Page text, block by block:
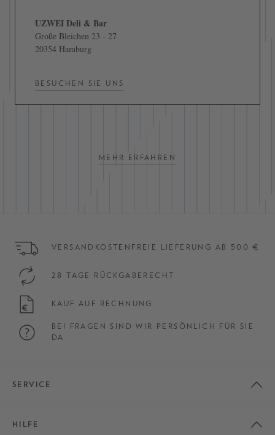
UZWEI Deli & Bar
Große Bleichen 23 - 27
20354 Hamburg
BESUCHEN SIE UNS
MEHR ERFAHREN
VERSANDKOSTENFREIE LIEFERUNG AB 500 €
28 TAGE RÜCKGABERECHT
KAUF AUF RECHNUNG
BEI FRAGEN SIND WIR PERSÖNLICH FÜR SIE
DA
SERVICE
HILFE